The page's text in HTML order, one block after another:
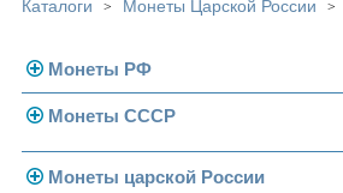
Каталоги > Монеты Царской России >
Монеты РФ
Современная Россия
Монеты 1991-1993 гг.
Монеты СССР
Погодовка СССР
Монеты царской России